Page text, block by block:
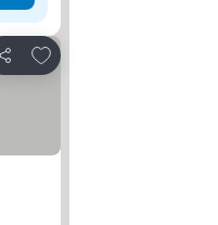
Teilen
Zu Favoriten hinzufügen